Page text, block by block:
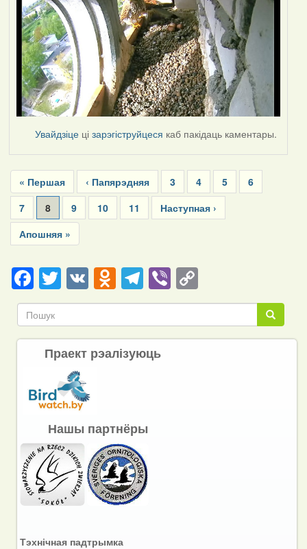
Увайдзіце цізарэгіструйцеся каб пакідаць каментары.
Pagination
First
page
« Першая
Previous
page
‹ Папярэдняя Page
3 Page
4 Page
5 Page
6
Page
7
Current
page
8 Page
9 Page
10 Page
11
Next
page
Наступная ›
Last
page
Апошняя »
Facebook
Twitter
VKOdnoklassniki
Telegram
ViberCopy
Link Пошук
Пошук
Праект рэалізуюць
Нашы партнёры
Тэхнічная падтрымка